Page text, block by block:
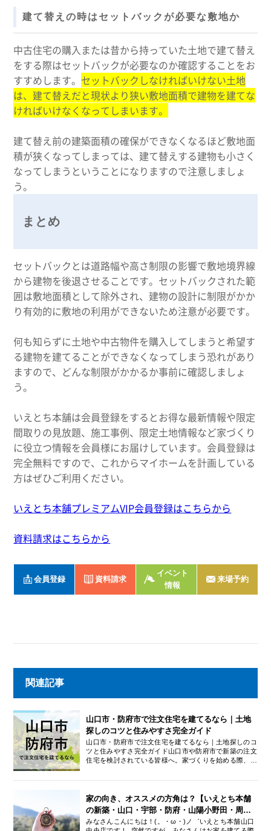
建て替えの時はセットバックが必要な敷地か
中古住宅の購入または昔から持っていた土地で建て替え
をする際はセットバックが必要なのか確認することをお
すすめします。 セットバックしなければいけない土地
は、建て替えだと現状より狭い敷地面積で建物を建てな
ければいけなくなってしまいます。
建て替え前の建築面積の確保ができなくなるほど敷地面
積が狭くなってしまっては、建て替えする建物も小さく
なってしまうということになりますので注意しましょ
う。
まとめ
セットバックとは道路幅や高さ制限の影響で敷地境界線
から建物を後退させることです。セットバックされた範
囲は敷地面積として除外され、建物の設計に制限がかか
り有効的に敷地の利用ができないため注意が必要です。
何も知らずに土地や中古物件を購入してしまうと希望す
る建物を建てることができなくなってしまう恐れがあり
ますので、どんな制限がかかるか事前に確認しましょ
う。
いえとち本舗は会員登録をするとお得な最新情報や限定
間取りの見放題、施工事例、限定土地情報など家づくり
に役立つ情報を会員様にお届けしています。会員登録は
完全無料ですので、これからマイホームを計画している
方はぜひご利用ください。
いえとち本舗プレミアムVIP会員登録はこちらから
資料請求はこちらから
会員登録 資料請求
イベント
情報
来場予約
関連記事
山口市・防府市で注文住宅を建てるなら｜土地
探しのコツと住みやすさ完全ガイド
山口市・防府市で注文住宅を建てるなら｜土地探しのコ
ツと住みやすさ完全ガイド山口市や防府市で新築の注文
住宅を検討されている皆様へ。家づくりを始める際、多
のコツがいります。本記事では、このエリアの住みやす
さの特徴から、土地価格の相場、そして失敗しない土地
探しのポイントまでを詳しく解説します。これから山口
県内で家づくりをスタートする方は、ぜひ参考にしてく
家の向き、オススメの方角は？【いえとち本舗
の新築・山口・宇部・防府・山陽小野田・周
南・下松】
みなさんこんにちは！(。・ω・)ノ゛いえとち本舗山口